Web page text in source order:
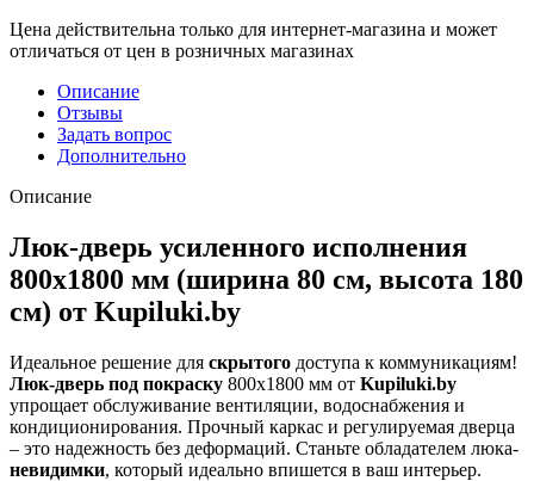
Цена действительна только для интернет-магазина и может
отличаться от цен в розничных магазинах
Описание
Отзывы
Задать вопрос
Дополнительно
Описание
Люк-дверь усиленного исполнения
800х1800 мм (ширина 80 см, высота 180
см) от Kupiluki.by
Идеальное решение для скрытого доступа к коммуникациям!
Люк-дверь под покраску 800х1800 мм от Kupiluki.by
упрощает обслуживание вентиляции, водоснабжения и
кондиционирования. Прочный каркас и регулируемая дверца
– это надежность без деформаций. Станьте обладателем люка-
невидимки, который идеально впишется в ваш интерьер.